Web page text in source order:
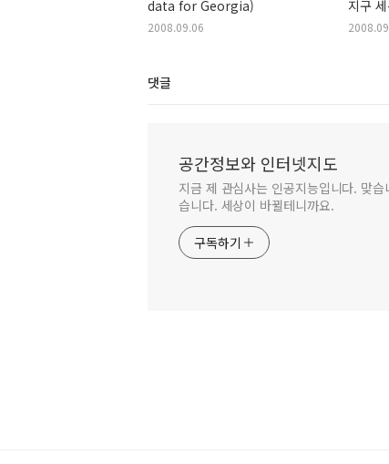
data for Georgia)
2008.09.06
지구
Virtual
댓글
공간정보와 인터넷지도
지금 제 관심사는 인공지능입니다. 맞
습니다. 세상이 바뀔테니까요.
구독하기